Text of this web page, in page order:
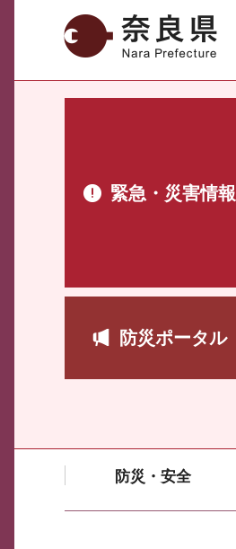
奈良県
緊急・災害情報
防災ポータル
防災・安全